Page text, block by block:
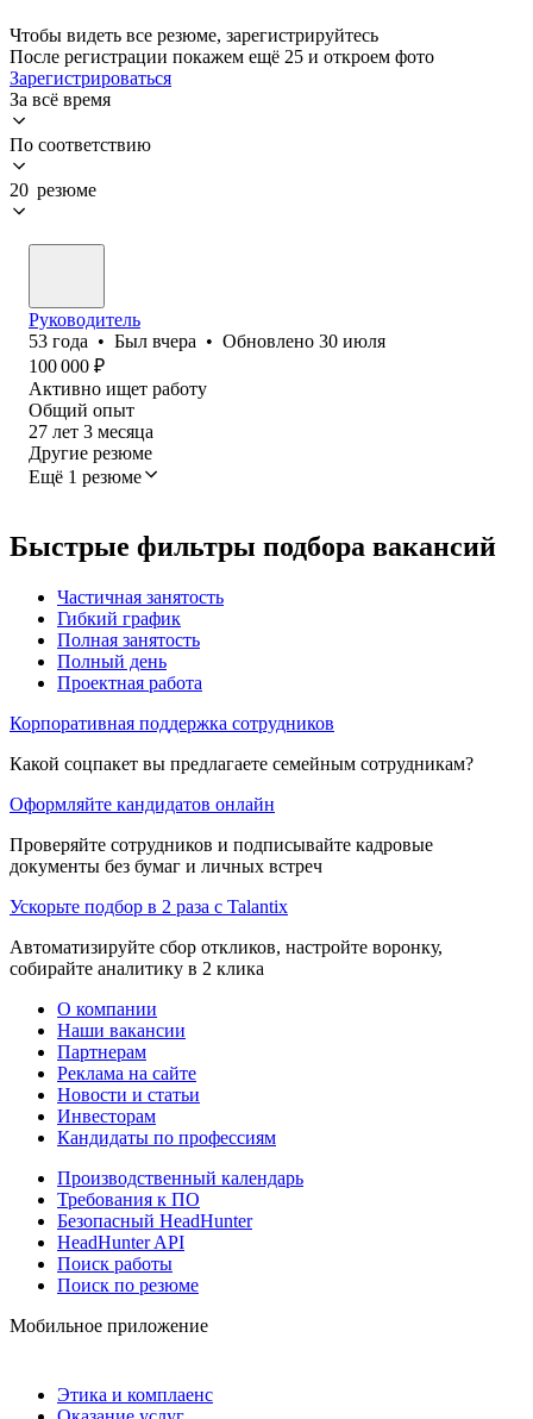
Чтобы видеть все резюме, зарегистрируйтесь
После регистрации покажем ещё 25 и откроем фото
Зарегистрироваться
За всё время
По соответствию
20 резюме
Руководитель
53 года • Был вчера • Обновлено 30 июля
100 000 ₽
Активно ищет работу
Общий опыт
27 лет 3 месяца
Другие резюме
Ещё 1 резюме
Быстрые фильтры подбора вакансий
Частичная занятость
Гибкий график
Полная занятость
Полный день
Проектная работа
Корпоративная поддержка сотрудников
Какой соцпакет вы предлагаете семейным сотрудникам?
Оформляйте кандидатов онлайн
Проверяйте сотрудников и подписывайте кадровые
документы без бумаг и личных встреч
Ускорьте подбор в 2 раза с Talantix
Автоматизируйте сбор откликов, настройте воронку,
собирайте аналитику в 2 клика
О компании
Наши вакансии
Партнерам
Реклама на сайте
Новости и статьи
Инвесторам
Кандидаты по профессиям
Производственный календарь
Требования к ПО
Безопасный HeadHunter
HeadHunter API
Поиск работы
Поиск по резюме
Мобильное приложение
Этика и комплаенс